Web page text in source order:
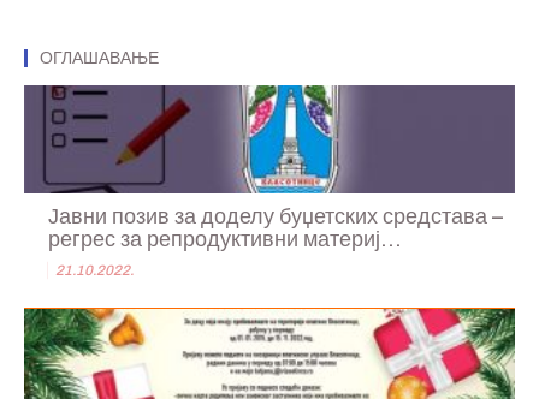
ОГЛАШАВАЊЕ
Јавни позив за доделу буџетских средстава –
регрес за репродуктивни материј...
21.10.2022.